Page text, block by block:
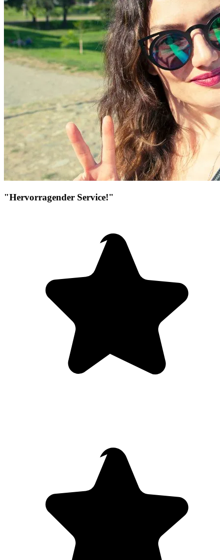
"Hervorragender Service!"